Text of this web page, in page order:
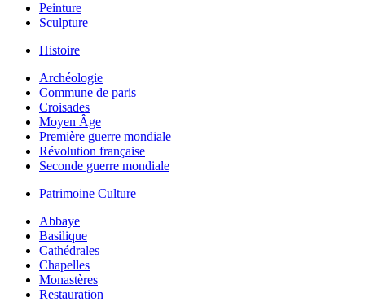
Peinture
Sculpture
Histoire
Archéologie
Commune de paris
Croisades
Moyen Âge
Première guerre mondiale
Révolution française
Seconde guerre mondiale
Patrimoine Culture
Abbaye
Basilique
Cathédrales
Chapelles
Monastères
Restauration